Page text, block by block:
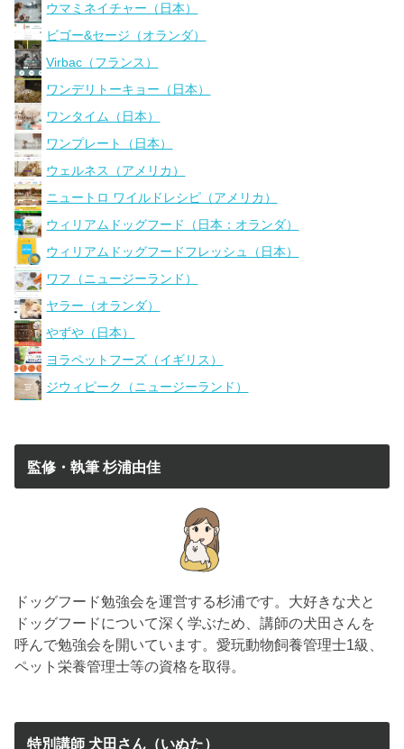
ウマミネイチャー（日本）
ビゴー&セージ（オランダ）
Virbac（フランス）
ワンデリトーキョー（日本）
ワンタイム（日本）
ワンプレート（日本）
ウェルネス（アメリカ）
ニュートロ ワイルドレシピ（アメリカ）
ウィリアムドッグフード（日本：オランダ）
ウィリアムドッグフードフレッシュ（日本）
ワフ（ニュージーランド）
ヤラー（オランダ）
やずや（日本）
ヨラペットフーズ（イギリス）
ジウィピーク（ニュージーランド）
監修・執筆 杉浦由佳
ドッグフード勉強会を運営する杉浦です。大好きな犬と
ドッグフードについて深く学ぶため、講師の犬田さんを
呼んで勉強会を開いています。愛玩動物飼養管理士1級、
ペット栄養管理士等の資格を取得。
特別講師 犬田さん（いぬた）